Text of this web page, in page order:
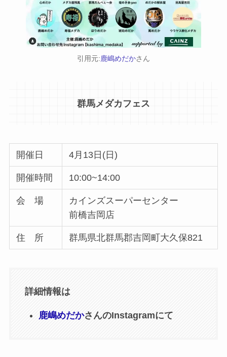
引用元:鹿嶋めだかさん
群馬メダカフェス
開催日 4月13日(日)
開催時間 10:00~14:00
会 場
カインズスーパーセンター
前橋吉岡店
住 所 群馬県北群馬郡吉岡町大久保821
詳細情報は
鹿嶋めだかさんのInstagramにて